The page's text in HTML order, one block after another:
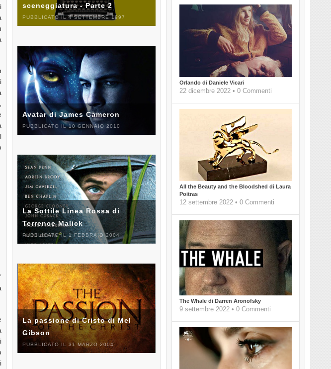
Orlando di Daniele Vicari
22 dicembre 2022 • 0 Commenti
All the Beauty and the Bloodshed di Laura
Poitras
12 settembre 2022 • 0 Commenti
The Whale di Darren Aronofsky
9 settembre 2022 • 0 Commenti
sceneggiatura - Parte 2
PUBBLICATO IL 4 SETTEMBRE 1997
Avatar di James Cameron
PUBBLICATO IL 10 GENNAIO 2010
La Sottile Linea Rossa di
Terrence Malick
PUBBLICATO IL 1 FEBBRAIO 2004
La passione di Cristo di Mel
Gibson
PUBBLICATO IL 31 MARZO 2004